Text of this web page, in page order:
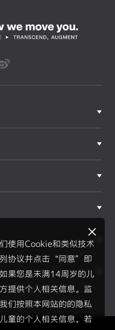
使用Cookie和类似技术
协议并点击“同意”即
果您是未满14周岁的儿
提供个人相关信息。监
们按照本网站的的隐私
童的个人相关信息。若